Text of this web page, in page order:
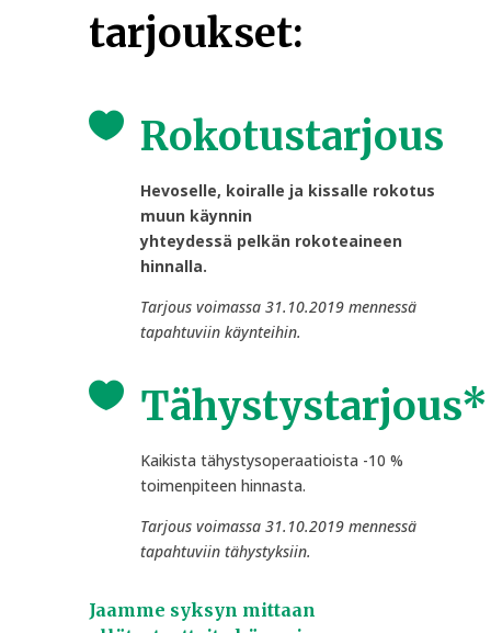
tarjoukset:
 Rokotustarjous
Hevoselle, koiralle ja kissalle rokotus
muun käynnin
yhteydessä pelkän rokoteaineen
hinnalla.
Tarjous voimassa 31.10.2019 mennessä
tapahtuviin käynteihin.
 Tähystystarjous*
Kaikista tähystysoperaatioista -10 %
toimenpiteen hinnasta.
Tarjous voimassa 31.10.2019 mennessä
tapahtuviin tähystyksiin.
Jaamme syksyn mittaan